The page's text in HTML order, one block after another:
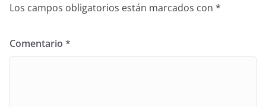
Los campos obligatorios están marcados con *
Comentario *